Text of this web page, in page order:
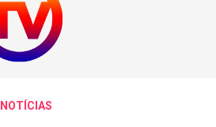
NOTÍCIAS